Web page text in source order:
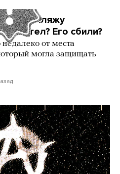
по пляжу
летел? Его сбили?
от места
могла защищать